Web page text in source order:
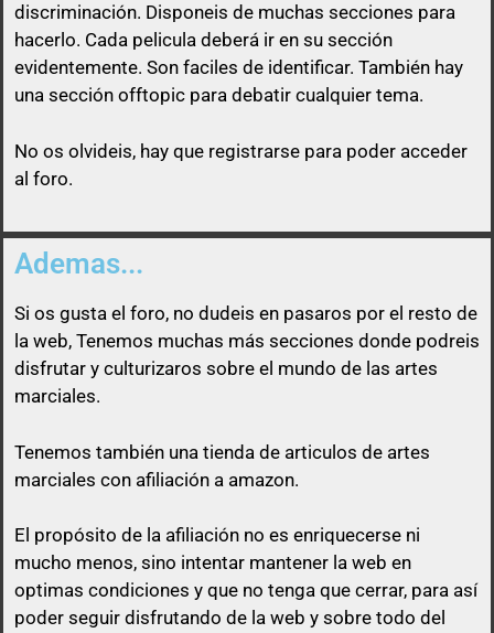
Así que un usuario que esconda su enlace, será
libre de pasárselo a quien quiera sin ninguna
obligación
discriminación. Disponeis de muchas secciones para
hacerlo. Cada pelicula deberá ir en su sección
evidentemente. Son faciles de identificar. También hay
una sección offtopic para debatir cualquier tema.
No os olvideis, hay que registrarse para poder acceder
al foro.
Ademas...
Si os gusta el foro, no dudeis en pasaros por el resto de
la web, Tenemos muchas más secciones donde podreis
disfrutar y culturizaros sobre el mundo de las artes
marciales.
Tenemos también una tienda de articulos de artes
marciales con afiliación a amazon.
El propósito de la afiliación no es enriquecerse ni
mucho menos, sino intentar mantener la web en
optimas condiciones y que no tenga que cerrar, para así
poder seguir disfrutando de la web y sobre todo del